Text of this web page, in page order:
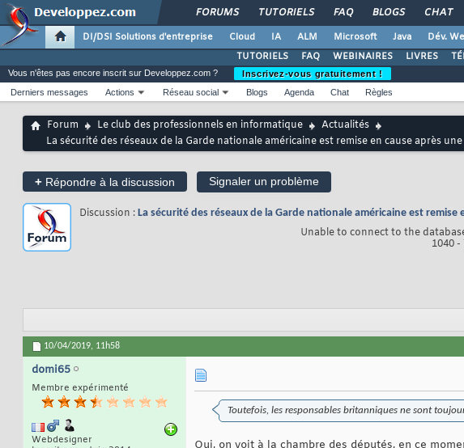
FORUMS TUTORIELS FAQ BLOGS CHAT
DI/DSI Solutions d'entreprise Cloud IA ALM Microsoft Java Dév.
TUTORIELS
FAQ WEBINAIRES LIVRES
Vous n'êtes pas encore inscrit sur Developpez.com ?
Inscrivez-vous gratuitement !
Derniers messages
Actions Réseau social Blogs Agenda Chat Règles
Forum Le club des professionnels en informatique
Actualités
La sécurité des réseaux de la Garde nationale américaine est remise en cause après
+ Répondre à la discussion Signaler un problème
Discussion : La sécurité des réseaux de la Garde nationale américaine est
Unable to connect to the
1040
10/04/2019, 11h58
domi65
Membre expérimenté
Webdesigner
Toutefois, les responsables britanniques ne sont